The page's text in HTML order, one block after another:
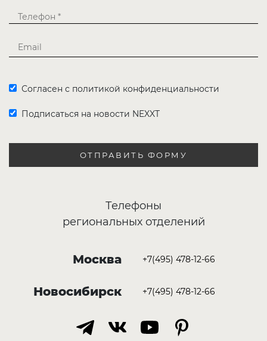
Согласен с политикой конфиденциальности
Подписаться на новости NEXXT
ОТПРАВИТЬ ФОРМУ
Телефоны
региональных отделений
Москва +7(495) 478-12-66
Новосибирск +7(495) 478-12-66